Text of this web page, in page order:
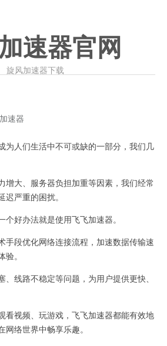
速器官网
旋风加速器下载
速器
人们生活中不可或缺的一部分，我们几
大、服务器负担加重等因素，我们经常
严重的困扰。
好办法就是使用飞飞加速器。
段优化网络连接流程，加速数据传输速
。
线路不稳定等问题，为用户提供更快、
视频、玩游戏，飞飞加速器都能有效地
络世界中畅享乐趣。